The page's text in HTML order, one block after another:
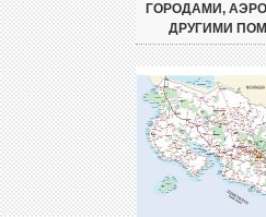
ГОРОДАМИ,
ДРУГИМИ